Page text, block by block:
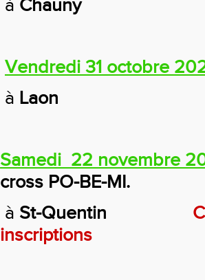
à Chauny
Vendredi 31 octobre
à Laon
Samedi 22 novembre
cross PO-BE-MI.
à St-Quentin
inscriptions